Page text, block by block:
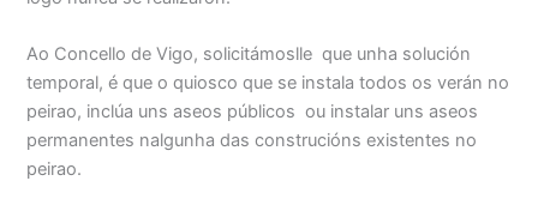
Ao Concello de Vigo, solicitámoslle que unha solución
temporal, é que o quiosco que se instala todos os verán no
peirao, inclúa uns aseos públicos ou instalar uns aseos
permanentes nalgunha das construcións existentes no
peirao.